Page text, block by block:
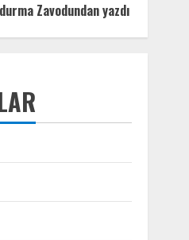
Zavodundan yazdı